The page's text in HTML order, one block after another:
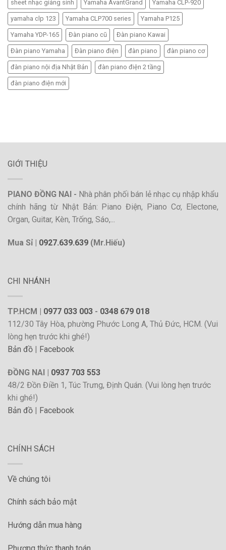
sheet nhạc giáng sinh Yamaha AvantGrand Yamaha CLP-920
yamaha clp 123 Yamaha CLP700 series Yamaha P125
Yamaha YDP-165 Đàn piano cũ Đàn piano Kawai
Đàn piano Yamaha Đàn piano điện đàn piano đàn piano cơ
đàn piano nội địa Nhật Bản đàn piano điện 2 tầng
đàn piano điện mới
GIỚI THIỆU
PIANO ĐỒNG NAI - Nhà phân phối bán lẻ nhạc cụ nhập khẩu
chính hãng từ Nhật Bản: Piano Điện, Piano Cơ, Electone,
Organ, Guitar, Kèn, Trống, Sáo,...
Mua Sỉ | 0927.639.639 (Mr.Hiếu)
CHI NHÁNH
TP.HCM | 0977 033 003 - 0348 679 018
112/30 Tây Hòa, phường Phước Long A, Thủ Đức, HCM. (Vui
lòng hẹn trước khi ghé!)
Bản đồ | Facebook
ĐỒNG NAI | 0937 703 553
48/2 Đồn Điền 1, Túc Trưng, Định Quán. (Vui lòng hẹn trước
khi ghé!)
Bản đồ | Facebook
CHÍNH SÁCH
Về chúng tôi
Chính sách bảo mật
Hướng dẫn mua hàng